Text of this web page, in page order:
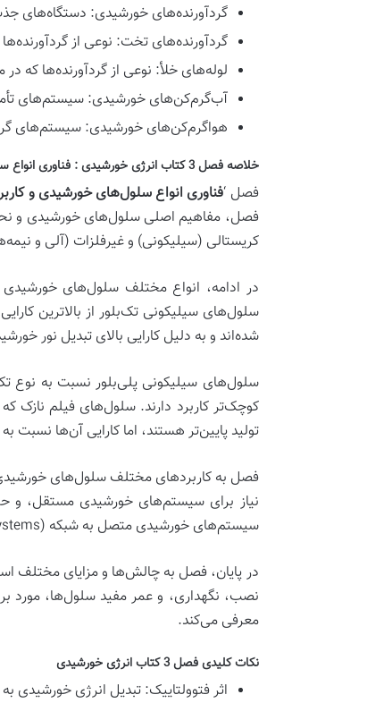
گردآورنده‌های خورشیدی: دستگاه‌های
گردآورنده‌های تخت: نوعی از
لوله‌های خلأ: نوعی از گردآورنده‌ها که در
آب‌گرم‌کن‌های خورشیدی: سیستم‌های
هواگرم‌کن‌های خورشیدی: سیستم‌های
خلاصه فصل 3 کتاب انرژی خورشیدی : فناوری انواع سلول‌های خورشیدی و کاربردهای آن‌ها
فصل ‘فناوری انواع سلول‌های خورشیدی و
فصل، مفاهیم اصلیسلول‌های خورشیدی و
کریستالی (سیلیکونی) وغیرفلزات (آلی و
در ادامه، انواع مختلف سلول‌های
سلول‌های سیلیکونی تک‌بلور از بالاترین
شده‌اند و به دلیل کارایی بالای تبدیل نور
سلول‌های سیلیکونی پلی‌بلور نسبت به نوع
کوچک‌تر کاربرد دارند. سلول‌های فیلم نازک
تولید پایین‌تر هستند، اما کارایی آن‌ها نسبت
فصل به کاربردهای مختلف سلول‌های خورشیدی
نیاز برای سیستم‌های خورشیدی مستقل، و
سیستم‌های خورشیدی متصل به شبکه (Grid-Connected Systems)
در پایان، فصل به چالش‌ها و مزایای مختلف
نصب، نگهداری، و عمر مفید سلول‌ها، مورد
معرفی می‌کند.
نکات کلیدی فصل 3 کتاب انرژی خورشیدی
اثر فتوولتاییک: تبدیل انرژی خورشیدی